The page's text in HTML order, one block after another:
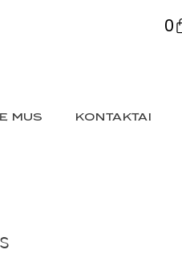
0
MUS KONTAKTAI